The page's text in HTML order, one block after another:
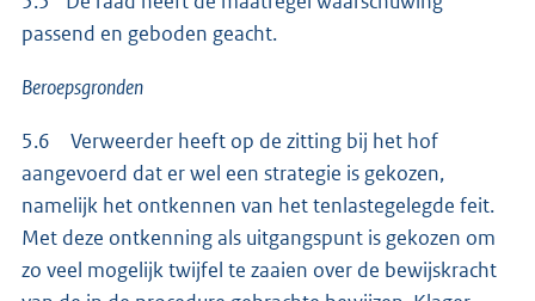
passend en geboden geacht.
Beroepsgronden
5.6 Verweerder heeft op de zitting bij het hof
aangevoerd dat er wel een strategie is gekozen,
namelijk het ontkennen van het tenlastegelegde feit.
Met deze ontkenning als uitgangspunt is gekozen om
zo veel mogelijk twijfel te zaaien over de bewijskracht